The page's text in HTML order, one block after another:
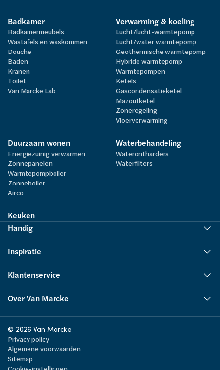
Badkamer
Badkamermeubels
Wastafels en waskommen
Douche
Baden
Kranen
Toilet
Van Marcke Lab
Verwarming & koeling
Lucht/lucht-warmtepomp
Lucht/water warmtepomp
Geothermische warmtepomp
Hybride warmtepomp
Warmtepompen
Ketels
Gascondensatieketel
Mazoutketel
Zoneregeling
Vloerverwarming
Duurzaam wonen
Energiezuinig verwarmen
Zonnepanelen
Warmtepompboiler
Zonneboiler
Airco
Waterbehandeling
Waterontharders
Waterfilters
Keuken
Handig
Inspiratie
Klantenservice
Over Van Marcke
© 2026 Van Marcke
Privacy policy
Algemene voorwaarden
Sitemap